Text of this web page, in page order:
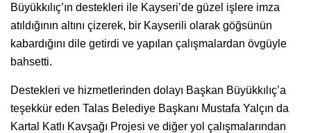
Büyükkılıç’ın destekleri ile Kayseri’de güzel işlere imza
atıldığının altını çizerek, bir Kayserili olarak göğsünün
kabardığını dile getirdi ve yapılan çalışmalardan övgüyle
bahsetti.
Destekleri ve hizmetlerinden dolayı Başkan Büyükkılıç’a
teşekkür eden Talas Belediye Başkanı Mustafa Yalçın da
Kartal Katlı Kavşağı Projesi ve diğer yol çalışmalarından